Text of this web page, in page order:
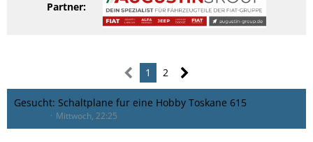
Partner:
1 2
Gesucht: Schaltplane fur eine Hobby Toskane 615
Mittwoch, 22:25